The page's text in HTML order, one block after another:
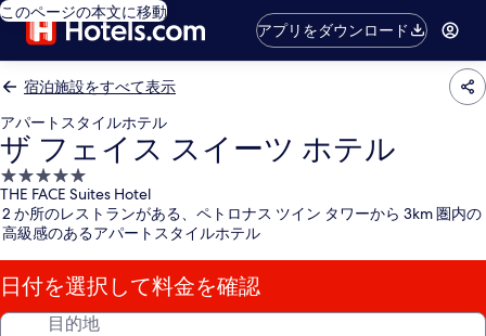
このページの本文に移動
アプリをダウンロード
宿泊施設をすべて表示
アパートスタイルホテル
ザ フェイス スイーツ ホテル
5.0
つ
星
宿
泊
施
設
THE FACE Suites Hotel
2 か所のレストランがある、ペトロナス ツイン タワーから 3km 圏内の
高級感のあるアパートスタイルホテル
日付を選択して料金を確認
目的地